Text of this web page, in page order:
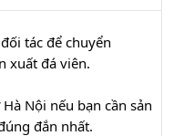
tác để chuyển
xuất đá viên.
Nội nếu bạn cần sản
đắn nhất.